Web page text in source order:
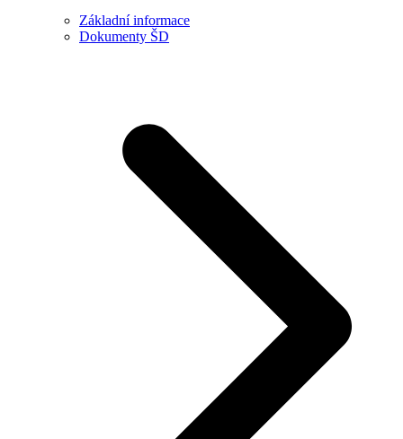
Základní informace
Dokumenty ŠD